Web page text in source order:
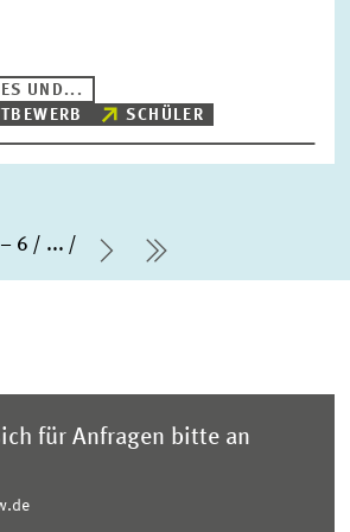
UND...
SCHÜLER
6 ...
Nächste Seite
letzte Seite
für Anfragen bitte an